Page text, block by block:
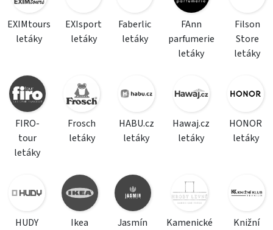
EXIMtours
letáky
EXIsport
letáky
Faberlic
letáky
FAnn
parfumerie
letáky
Filson
Store
letáky
FIRO-
tour
letáky
Frosch
letáky
HABU.cz
letáky
Hawaj.cz
letáky
HONOR
letáky
HUDY
Ikea
Jasmín
Kamenické
Knižní